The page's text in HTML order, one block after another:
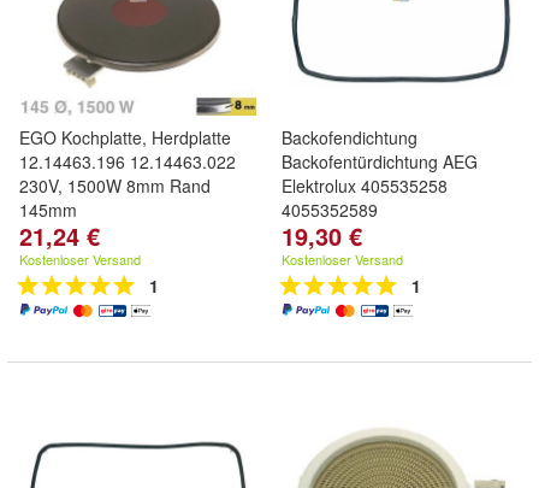
EGO Kochplatte, Herdplatte
12.14463.196 12.14463.022
230V, 1500W 8mm Rand
145mm
21,24 €
Kostenloser Versand
1
Backofendichtung
Backofentürdichtung AEG
Elektrolux 405535258
4055352589
19,30 €
Kostenloser Versand
1